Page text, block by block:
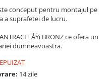
conceput pentru montajul pe
a suprafetei de lucru.
ÅŸi BRONZ ce ofera un
dumneavoastra.
14 zile